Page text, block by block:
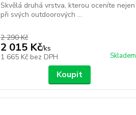
Skvělá druhá vrstva, kterou oceníte nejen
při svých outdoorových ...
2 290 Kč
2 015 Kč/ks
1 665 Kč bez DPH Skladem
Koupit